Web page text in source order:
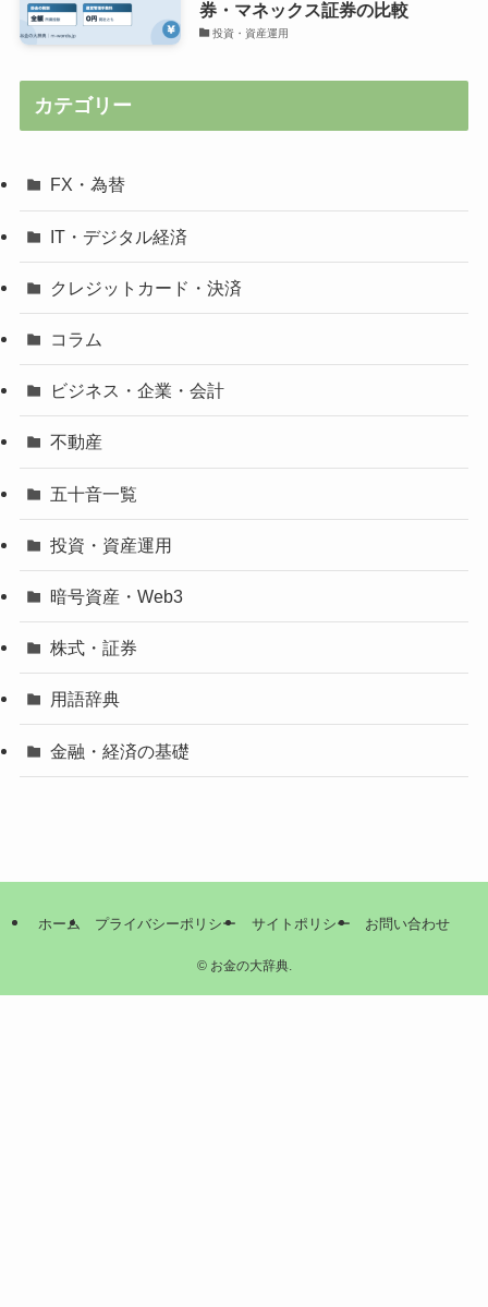
券・マネックス証券の比較
投資・資産運用
カテゴリー
FX・為替
IT・デジタル経済
クレジットカード・決済
コラム
ビジネス・企業・会計
不動産
五十音一覧
投資・資産運用
暗号資産・Web3
株式・証券
用語辞典
金融・経済の基礎
ホーム プライバシーポリシー サイトポリシー お問い合わせ
©お金の大辞典.